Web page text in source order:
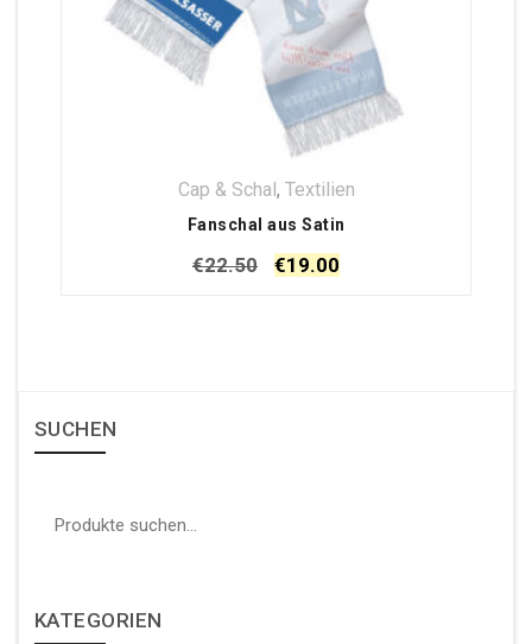
Cap & Schal, Textilien
Fanschal aus Satin
€22.50 €19.00
SUCHEN
Suche nach:
KATEGORIEN